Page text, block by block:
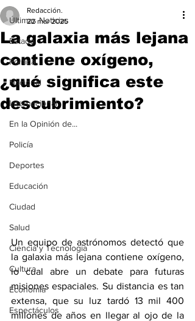
Últimas Noticias
Estado
Política
Nacional
Internacional
En la Opinión de...
Policía
Deportes
Educación
Ciudad
Salud
Ciencia y Tecnología
Cultura
Economía
Espectáculos
La galaxia más lejana
contiene oxígeno,
¿qué significa este
descubrimiento?
Redacción.
22 mar 2025
Un equipo de astrónomos detectó que
la galaxia más lejana contiene oxígeno,
lo cual abre un debate para futuras
misiones espaciales. Su distancia es tan
extensa, que su luz tardó 13 mil 400
millones de años en llegar al ojo de la